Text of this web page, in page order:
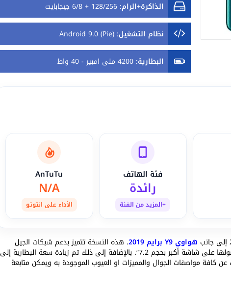
الذاكرة+الرام:128/256 + 6/8 جيجابايت
نظام التشغيل:
Android 9.0 (Pie)
البطارية:4200 ملي امبير - 40 واط
فئة الهاتف
رائدة
+المزيد من الفئة
AnTuTu
N/A
الأداء على انتوتو
هواوي Y9 برايم 2019 . هذه النسخة تتميز بدعم شبكات الجيل
سنلاحظ حصولها على شاشة أكبر بحجم 7.2″. بالإضافة إلى ذلك تم زيادة سعة البطارية إلى
عن كافة مواصفات الجوال والمميزات او العيوب الموجودة به ويمكن متابعة